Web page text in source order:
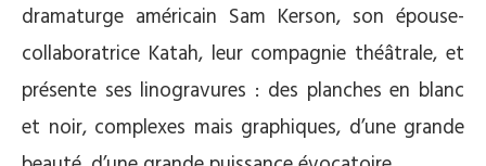
dramaturge américain Sam Kerson, son épouse-
collaboratrice Katah, leur compagnie théâtrale, et
présente ses linogravures : des planches en blanc
et noir, complexes mais graphiques, d’une grande